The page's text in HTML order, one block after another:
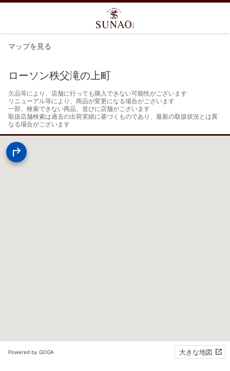
マップを見る
ローソン秩父滝の上町
欠品等により、店舗に行っても購入できない可能性がございます
リニューアル等により、商品が変更になる場合がございます
一部、検索できない商品、並びに店舗がございます
取扱店舗検索は過去の出荷実績に基づくものであり、最新の取扱状況とは異
なる場合がございます
Powered by GOGA 大きな地図